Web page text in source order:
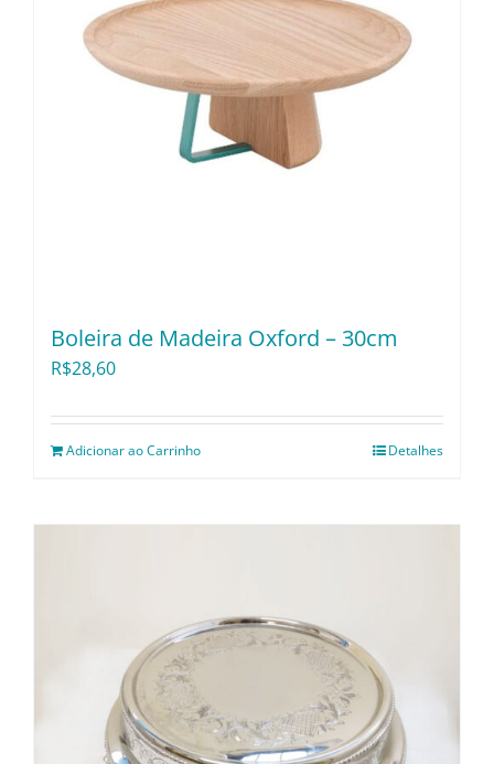
Boleira de Madeira Oxford – 30cm
R$28,60
Adicionar ao Carrinho Detalhes